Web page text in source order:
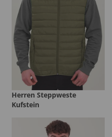
Herren Steppweste
Kufstein